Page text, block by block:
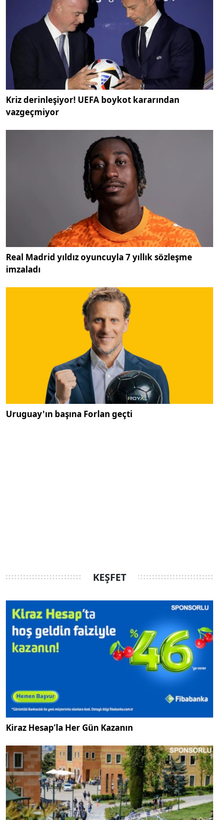
Kriz derinleşiyor! UEFA boykot kararından
vazgeçmiyor
Real Madrid yıldız oyuncuyla 7 yıllık sözleşme
imzaladı
Uruguay'ın başına Forlan geçti
KEŞFET
Kiraz Hesap’la Her Gün Kazanın